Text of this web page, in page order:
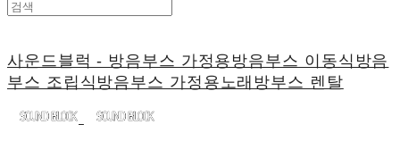
사운드블럭 - 방음부스 가정용방음부스 이동식방음
부스 조립식방음부스 가정용노래방부스 렌탈